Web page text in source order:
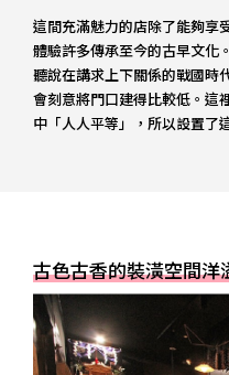
這間充滿魅力的店除了能夠享
體驗許多傳承至今的古早文化
聽說在講求上下關係的戰國時
會刻意將門口建得比較低。這
中「人人平等」，所以設置了
古色古香的裝潢空間洋